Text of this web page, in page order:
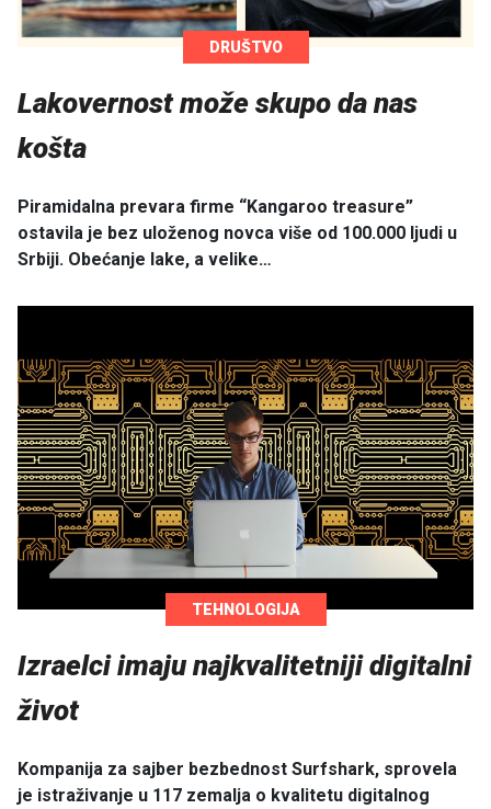
DRUŠTVO
Lakovernost može skupo da nas
košta
Piramidalna prevara firme “Kangaroo treasure”
ostavila je bez uloženog novca više od 100.000 ljudi u
Srbiji. Obećanje lake, a velike…
TEHNOLOGIJA
Izraelci imaju najkvalitetniji digitalni
život
Kompanija za sajber bezbednost Surfshark, sprovela
je istraživanje u 117 zemalja o kvalitetu digitalnog